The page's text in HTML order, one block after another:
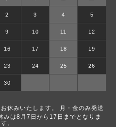
2 3 4 5
9 10 11 12
16 17 18 19
23 24 25 26
30
休みいたします。 月・金のみ発送
みは8月7日から17日までとなりま
す。